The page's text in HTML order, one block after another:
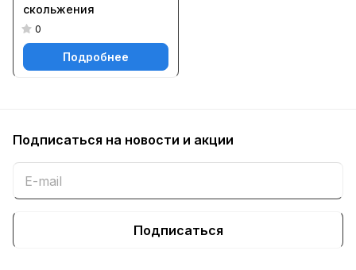
скольжения
0
Подробнее
Подписаться на новости и акции
Подписаться